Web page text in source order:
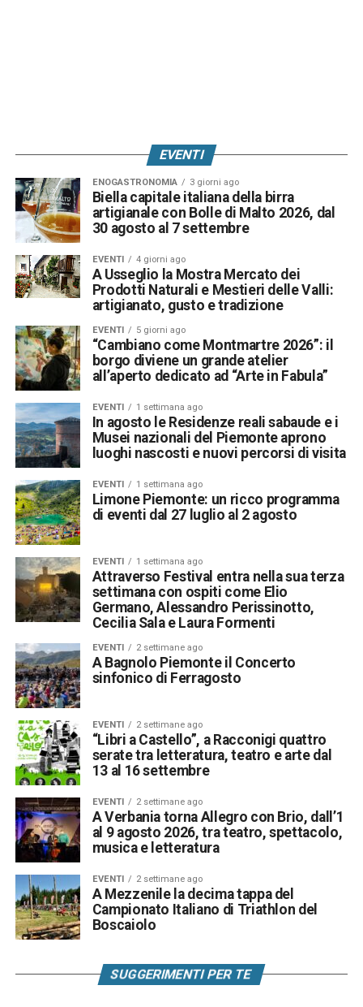
EVENTI
ENOGASTRONOMIA 3 giorni ago
Biella capitale italiana della birra
artigianale con Bolle di Malto 2026, dal
30 agosto al 7 settembre
EVENTI 4 giorni ago
A Usseglio la Mostra Mercato dei
Prodotti Naturali e Mestieri delle Valli:
artigianato, gusto e tradizione
EVENTI 5 giorni ago
“Cambiano come Montmartre 2026”: il
borgo diviene un grande atelier
all’aperto dedicato ad “Arte in Fabula”
EVENTI 1 settimana ago
In agosto le Residenze reali sabaude e i
Musei nazionali del Piemonte aprono
luoghi nascosti e nuovi percorsi di visita
EVENTI 1 settimana ago
Limone Piemonte: un ricco programma
di eventi dal 27 luglio al 2 agosto
EVENTI 1 settimana ago
Attraverso Festival entra nella sua terza
settimana con ospiti come Elio
Germano, Alessandro Perissinotto,
Cecilia Sala e Laura Formenti
EVENTI 2 settimane ago
A Bagnolo Piemonte il Concerto
sinfonico di Ferragosto
EVENTI 2 settimane ago
“Libri a Castello”, a Racconigi quattro
serate tra letteratura, teatro e arte dal
13 al 16 settembre
EVENTI 2 settimane ago
A Verbania torna Allegro con Brio, dall’1
al 9 agosto 2026, tra teatro, spettacolo,
musica e letteratura
EVENTI 2 settimane ago
A Mezzenile la decima tappa del
Campionato Italiano di Triathlon del
Boscaiolo
SUGGERIMENTI PER TE